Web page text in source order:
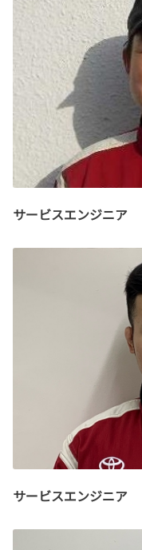
サービスエンジニア
サービスエンジニア